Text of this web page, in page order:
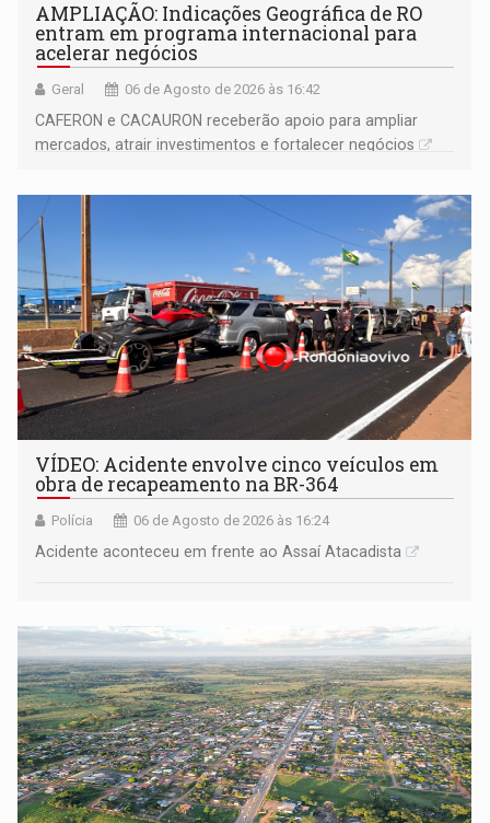
AMPLIAÇÃO: Indicações Geográfica de RO
entram em programa internacional para
acelerar negócios
Geral 06 de Agosto de 2026 às 16:42
CAFERON e CACAURON receberão apoio para ampliar
mercados, atrair investimentos e fortalecer negócios
VÍDEO: Acidente envolve cinco veículos em
obra de recapeamento na BR-364
Polícia 06 de Agosto de 2026 às 16:24
Acidente aconteceu em frente ao Assaí Atacadista